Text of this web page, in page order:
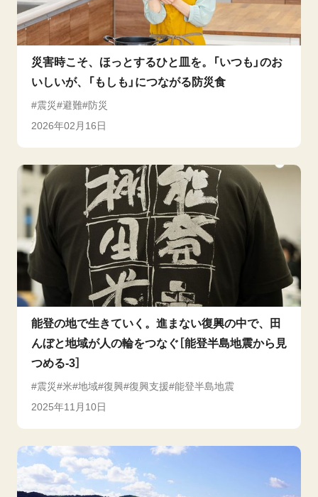
災害時こそ、ほっとするひと皿を。「いつも」のお
いしいが、「もしも」につながる防災食
震災 避難
防災
2026年02月16日
能登の地で生きていく。進まない復興の中で、田
んぼと地域が人の輪をつなぐ［能登半島地震から見
つめる-3］
震災 米 地域 復興 復興支援 能登半島地震
2025年11月10日